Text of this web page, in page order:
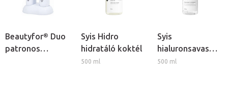
Beautyfor® Duo
patronos
Syis Hidro
hidratáló koktél
500 ml
Syis
hialuronsavas
ultrahang gél
500 ml